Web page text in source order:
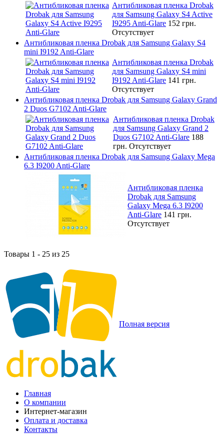
Антибликовая пленка Drobak
для Samsung Galaxy S4 Active
I9295 Anti-Glare 152 грн.
Отсутствует
Антибликовая пленка Drobak для Samsung Galaxy S4
mini I9192 Anti-Glare
Антибликовая пленка Drobak
для Samsung Galaxy S4 mini
I9192 Anti-Glare 141 грн.
Отсутствует
Антибликовая пленка Drobak для Samsung Galaxy Grand
2 Duos G7102 Anti-Glare
Антибликовая пленка Drobak
для Samsung Galaxy Grand 2
Duos G7102 Anti-Glare 188
грн. Отсутствует
Антибликовая пленка Drobak для Samsung Galaxy Mega
6.3 I9200 Anti-Glare
Антибликовая пленка
Drobak для Samsung
Galaxy Mega 6.3 I9200
Anti-Glare 141 грн.
Отсутствует
Товары 1 - 25 из 25
Полная версия
Главная
О компании
Интернет-магазин
Оплата и доставка
Контакты